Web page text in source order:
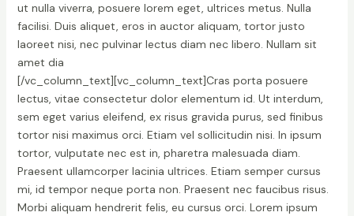
ut nulla viverra, posuere lorem eget, ultrices metus. Nulla
facilisi. Duis aliquet, eros in auctor aliquam, tortor justo
laoreet nisi, nec pulvinar lectus diam nec libero. Nullam sit
amet dia
[/vc_column_text][vc_column_text]Cras porta posuere
lectus, vitae consectetur dolor elementum id. Ut interdum,
sem eget varius eleifend, ex risus gravida purus, sed finibus
tortor nisi maximus orci. Etiam vel sollicitudin nisi. In ipsum
tortor, vulputate nec est in, pharetra malesuada diam.
Praesent ullamcorper lacinia ultrices. Etiam semper cursus
mi, id tempor neque porta non. Praesent nec faucibus risus.
Morbi aliquam hendrerit felis, eu cursus orci. Lorem ipsum